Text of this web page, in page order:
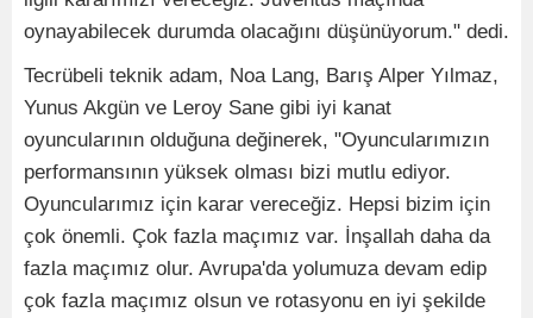
oynayabilecek durumda olacağını düşünüyorum." dedi.
Tecrübeli teknik adam, Noa Lang, Barış Alper Yılmaz,
Yunus Akgün ve Leroy Sane gibi iyi kanat
oyuncularının olduğuna değinerek, "Oyuncularımızın
performansının yüksek olması bizi mutlu ediyor.
Oyuncularımız için karar vereceğiz. Hepsi bizim için
çok önemli. Çok fazla maçımız var. İnşallah daha da
fazla maçımız olur. Avrupa'da yolumuza devam edip
çok fazla maçımız olsun ve rotasyonu en iyi şekilde